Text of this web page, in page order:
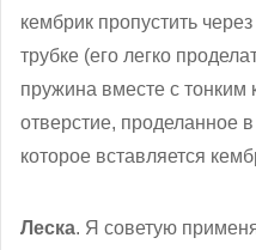
кембрик пропустить
трубке (его легко
пружина вместе с тонким
отверстие, проделанное
которое вставляется
Леска. Я советую